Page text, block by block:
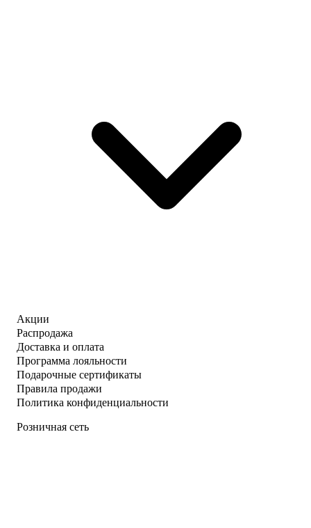
Акции
Распродажа
Доставка и оплата
Программа лояльности
Подарочные сертификаты
Правила продажи
Политика конфиденциальности
Розничная сеть